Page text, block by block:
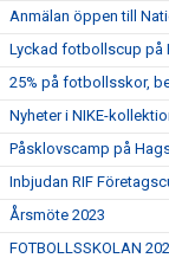
Anmälan öppen till
Lyckad fotbollscup på
25% på fotbollsskor,
Nyheter i NIKE-
Påsklovscamp på
Inbjudan RIF
Årsmöte 2023
FOTBOLLSSKOLAN